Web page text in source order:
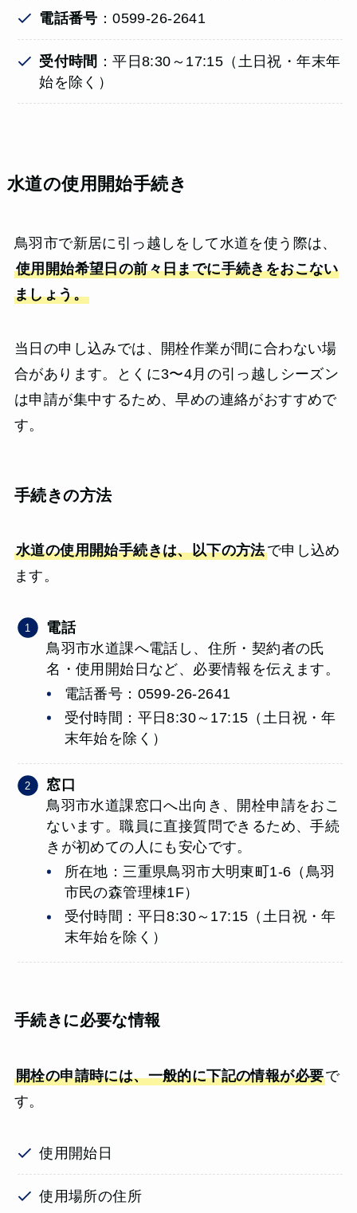
電話番号 ：0599-26-2641
受付時間 ：平日8:30～17:15（土日祝・年末年
始を除く）
水道の使用開始手続き
鳥羽市で新居に引っ越しをして水道を使う際は、
使用開始希望日の前々日までに手続きをおこない
ましょう。
当日の申し込みでは、開栓作業が間に合わない場
合があります。とくに3〜4月の引っ越しシーズン
は申請が集中するため、早めの連絡がおすすめで
す。
手続きの方法
水道の使用開始手続きは、以下の方法で申し込め
ます。
電話
鳥羽市水道課へ電話し、住所・契約者の氏
名・使用開始日など、必要情報を伝えます。
電話番号：0599-26-2641
受付時間：平日8:30～17:15（土日祝・年
末年始を除く）
窓口
鳥羽市水道課窓口へ出向き、開栓申請をおこ
ないます。職員に直接質問できるため、手続
きが初めての人にも安心です。
所在地：三重県鳥羽市大明東町1-6（鳥羽
市民の森管理棟1F）
受付時間：平日8:30～17:15（土日祝・年
末年始を除く）
手続きに必要な情報
開栓の申請時には、一般的に下記の情報が必要で
す。
使用開始日
使用場所の住所